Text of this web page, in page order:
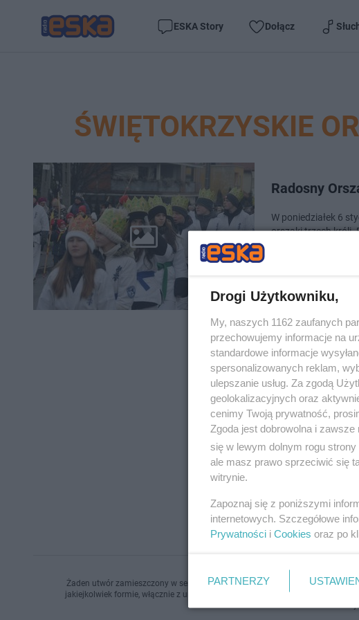
ESKA Story Dołącz
ŚWIĘTOKRZYSKIE
Radosny
W poniedziałek 6
orszaki trzech króli.
Żaden utwór zamieszczony w serwisie nie może być powielany i
jakiejkolwiek formie, włącznie z umieszczaniem w Internecie bez pisemnej
Drogi Użytkowniku,
My, naszych 1162 zaufanych
przechowujemy informacje na
standardowe informacje
spersonalizowanych reklam,
ulepszanie usług. Za zgodą
geolokalizacyjnych oraz
cenimy Twoją prywatność,
Zgoda jest dobrowolna i
się w lewym dolnym rogu strony
ale masz prawo sprzeciwić się
witrynie.
Zapoznaj się z poniższymi
internetowych. Szczegółowe
Prywatności i Cookies oraz po
PARTNERZY